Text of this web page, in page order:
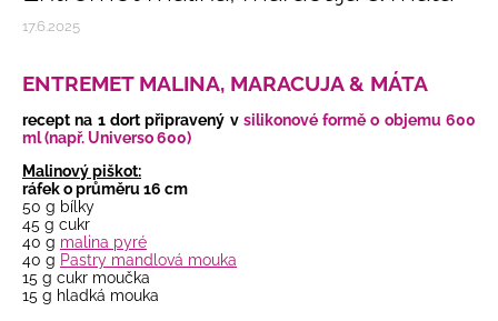
17.6.2025
ENTREMET MALINA, MARACUJA & MÁTA
recept na 1 dort připravený v silikonové formě o objemu 600
ml (např. Universo 600)
Malinový piškot:
ráfek o průměru 16 cm
50 g bílky
45 g cukr
40 g malina pyré
40 g Pastry mandlová mouka
15 g cukr moučka
15 g hladká mouka